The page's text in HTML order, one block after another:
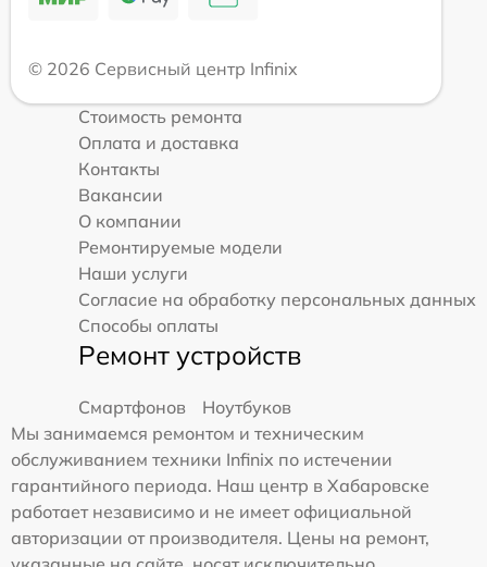
© 2026 Сервисный центр Infinix
Стоимость ремонта
Оплата и доставка
Контакты
Вакансии
О компании
Ремонтируемые модели
Наши услуги
Согласие на обработку персональных данных
Способы оплаты
Ремонт устройств
Смартфонов
Ноутбуков
Мы занимаемся ремонтом и техническим
обслуживанием техники Infinix по истечении
гарантийного периода. Наш центр в Хабаровске
работает независимо и не имеет официальной
авторизации от производителя. Цены на ремонт,